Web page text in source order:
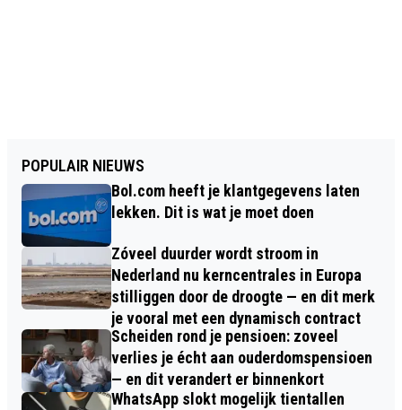
POPULAIR NIEUWS
Bol.com heeft je klantgegevens laten
lekken. Dit is wat je moet doen
Zóveel duurder wordt stroom in
Nederland nu kerncentrales in Europa
stilliggen door de droogte — en dit merk
je vooral met een dynamisch contract
Scheiden rond je pensioen: zoveel
verlies je écht aan ouderdomspensioen
— en dit verandert er binnenkort
WhatsApp slokt mogelijk tientallen